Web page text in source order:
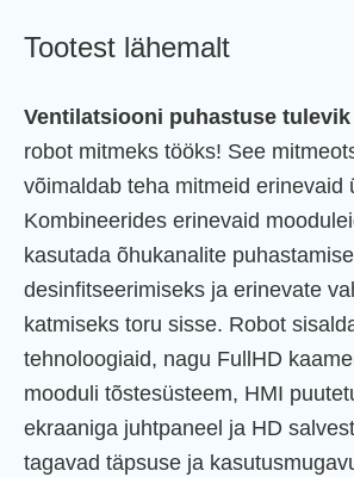
Tootest lähemalt
Ventilatsiooni puhastuse
robot mitmeks tööks! See
võimaldab teha mitmeid erinevaid
Kombineerides erinevaid
kasutada õhukanalite
desinfitseerimiseks ja erinevate
katmiseks toru sisse. Robot
tehnoloogiaid, nagu FullHD
mooduli tõstesüsteem, HMI
ekraaniga juhtpaneel ja HD
tagavad täpsuse ja